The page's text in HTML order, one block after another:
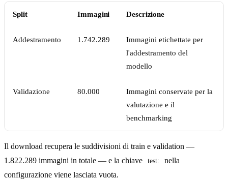
Split Immagini Descrizione
Addestramento 1.742.289
Immagini etichettate per
l'addestramento del
modello
Validazione 80.000
Immagini conservate per la
valutazione e il
benchmarking
Il download recupera le suddivisioni di train e validation —
1.822.289 immagini in totale — e la chiave
test:
nella
configurazione viene lasciata vuota.